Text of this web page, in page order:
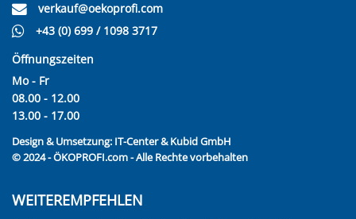
verkauf@oekoprofi.com
+43 (0) 699 / 1098 3717
Öffnungszeiten
Mo - Fr
08.00 - 12.00
13.00 - 17.00
Design & Umsetzung: IT-Center & Kubid GmbH
© 2024 - ÖKOPROFI.com - Alle Rechte vorbehalten
WEITEREMPFEHLEN